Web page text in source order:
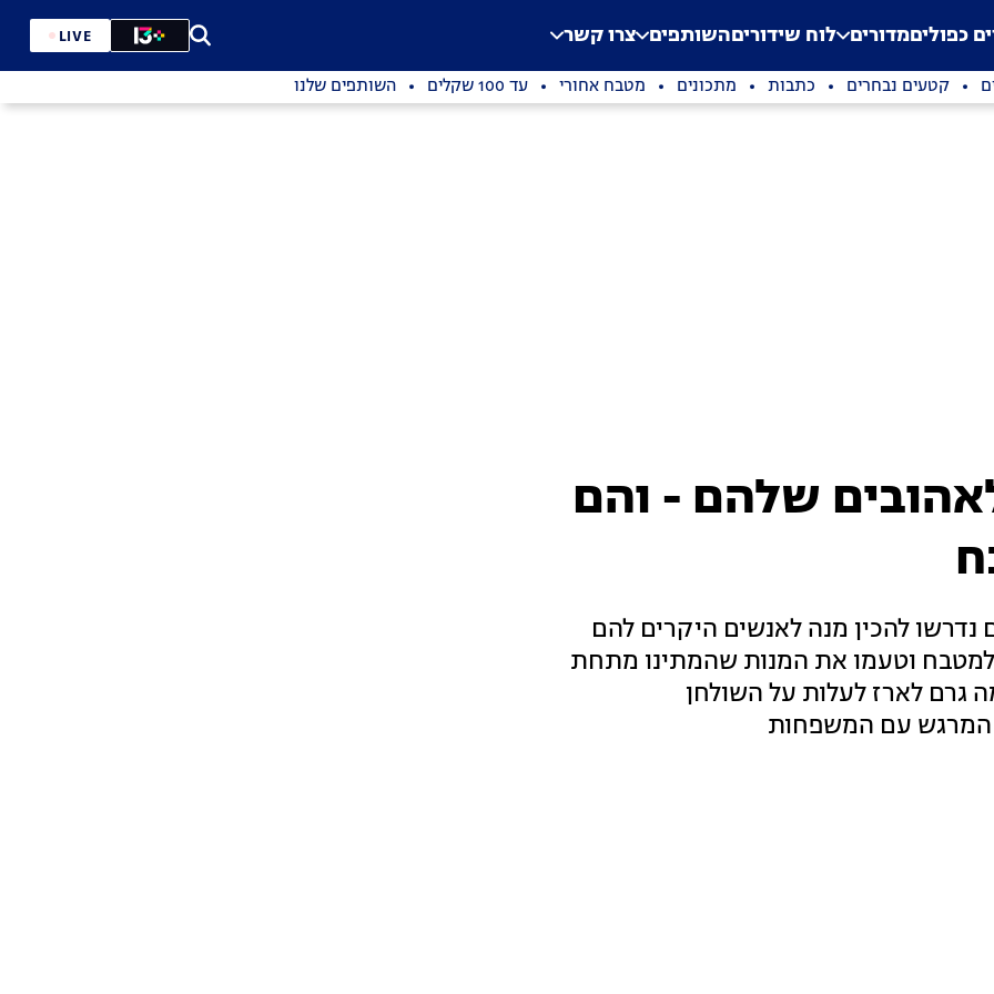
Application error: a
. כפוליםמדורים לוח שידוריםהשותפים צרו קשר LIVE
קטעים נבחרים כתבות מתכונים מטבח אחורי עד 100 שקלים השותפים שלנו
שלהם - והם
להכין מנה לאנשים היקרים להם
וטעמו את המנות שהמתינו מתחת
גרם לארז לעלות על השולחן
המרגש עם המשפחות